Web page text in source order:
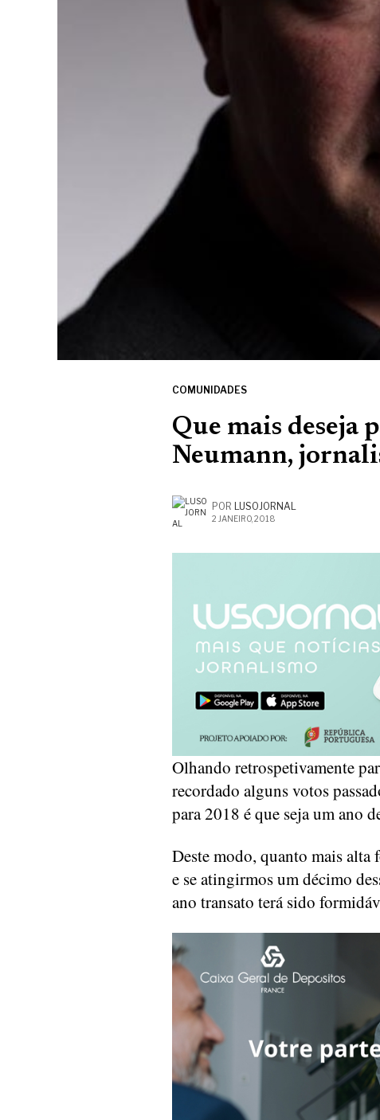
COMUNIDADES
Que mais deseja
Neumann,
POR LUSOJORNAL
2 JANEIRO, 2018
Olhando retrospetivamente
recordado alguns votos
para 2018 é que seja um ano
Deste modo, quanto mais alta
e se atingirmos um décimo
ano transato terá sido